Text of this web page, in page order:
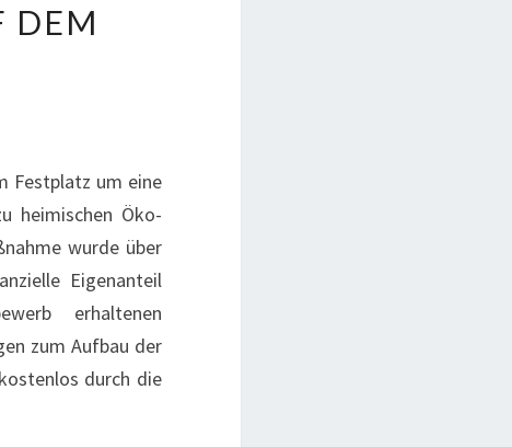
DEM
Festplatz um eine
heimischen Öko-
wurde über
Eigenanteil
erhaltenen
zum Aufbau der
durch die